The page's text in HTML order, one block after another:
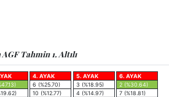
AGF Tahmin 1. Altılı
4. AYAK
6 (%25.70)
10 (%12.77)
5. AYAK
3 (%18.95)
4 (%14.97)
6. AYAK
2 (%30.64)
7 (%18.81)